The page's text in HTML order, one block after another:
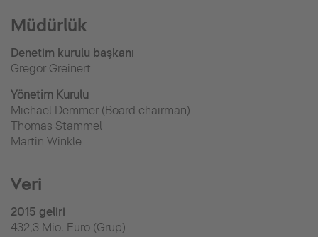
Müdürlük
Denetim kurulu başkanı
Gregor Greinert
Yönetim Kurulu
Michael Demmer (Board chairman)
Thomas Stammel
Martin Winkle
Veri
2015 geliri
432,3 Mio. Euro (Grup)